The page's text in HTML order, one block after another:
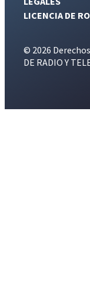
LICENCIA DE
© 2026
DE RADIO Y